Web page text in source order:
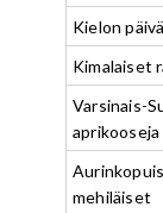
Kielon
Kimalaiset
Varsinais-
aprikooseja
mehiläiset